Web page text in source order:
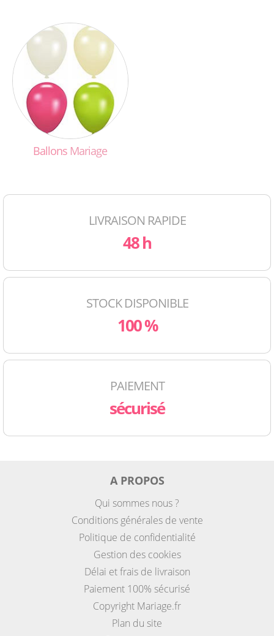
Ballons Mariage
LIVRAISON RAPIDE
48 h
STOCK DISPONIBLE
100 %
PAIEMENT
sécurisé
A PROPOS
Qui sommes nous ?
Conditions générales de vente
Politique de confidentialité
Gestion des cookies
Délai et frais de livraison
Paiement 100% sécurisé
Copyright Mariage.fr
Plan du site